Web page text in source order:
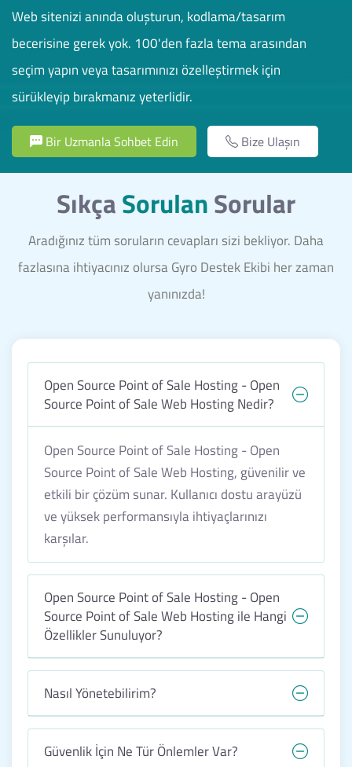
Web sitenizi anında oluşturun, kodlama/tasarım
becerisine gerek yok. 100'den fazla tema arasından
seçim yapın veya tasarımınızı özelleştirmek için
sürükleyip bırakmanız yeterlidir.
Bir Uzmanla Sohbet Edin Bize Ulaşın
SıkçaSorulanSorular
Aradığınız tüm soruların cevapları sizi bekliyor. Daha
fazlasına ihtiyacınız olursa Gyro Destek Ekibi her zaman
yanınızda!
Open Source Point of Sale Hosting - Open
Source Point of Sale Web Hosting Nedir?
Open Source Point of Sale Hosting - Open
Source Point of Sale Web Hosting, güvenilir ve
etkili bir çözüm sunar. Kullanıcı dostu arayüzü
ve yüksek performansıyla ihtiyaçlarınızı
karşılar.
Open Source Point of Sale Hosting - Open
Source Point of Sale Web Hosting ile Hangi
Özellikler Sunuluyor?
Nasıl Yönetebilirim?
Güvenlik İçin Ne Tür Önlemler Var?